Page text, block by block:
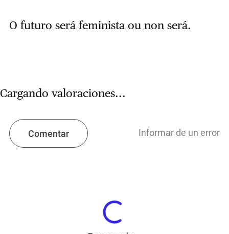
O futuro será feminista ou non será.
Cargando valoraciones...
Comentar Informar de un error